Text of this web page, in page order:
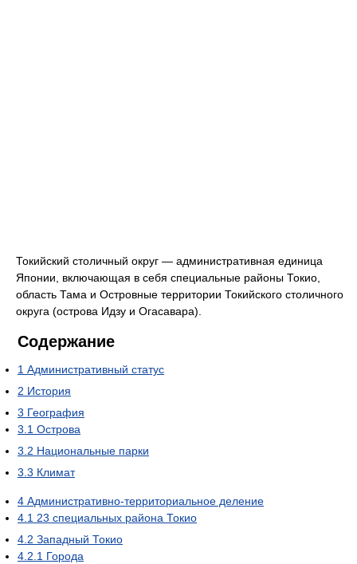
Токийский столичный округ — административная единица
Японии, включающая в себя специальные районы Токио,
область Тама и Островные территории Токийского столичного
округа (острова Идзу и Огасавара).
Содержание
1 Административный статус
2 История
3 География
3.1 Острова
3.2 Национальные парки
3.3 Климат
4 Административно-территориальное деление
4.1 23 специальных района Токио
4.2 Западный Токио
4.2.1 Города